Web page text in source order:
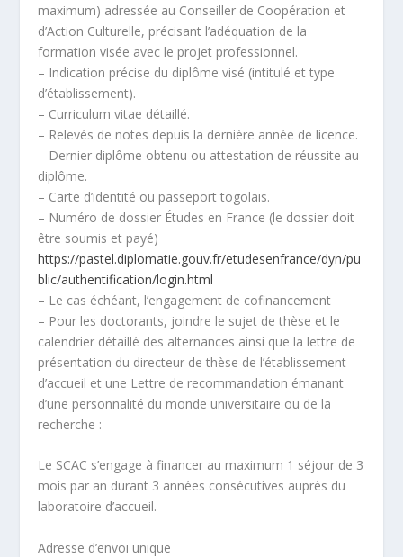
maximum) adressée au Conseiller de Coopération et
d’Action Culturelle, précisant l’adéquation de la
formation visée avec le projet professionnel.
– Indication précise du diplôme visé (intitulé et type
d’établissement).
– Curriculum vitae détaillé.
– Relevés de notes depuis la dernière année de licence.
– Dernier diplôme obtenu ou attestation de réussite au
diplôme.
– Carte d’identité ou passeport togolais.
– Numéro de dossier Études en France (le dossier doit
être soumis et payé)
https://pastel.diplomatie.gouv.fr/etudesenfrance/dyn/pu
blic/authentification/login.html
– Le cas échéant, l’engagement de cofinancement
– Pour les doctorants, joindre le sujet de thèse et le
calendrier détaillé des alternances ainsi que la lettre de
présentation du directeur de thèse de l’établissement
d’accueil et une Lettre de recommandation émanant
d’une personnalité du monde universitaire ou de la
recherche :
Le SCAC s’engage à financer au maximum 1 séjour de 3
mois par an durant 3 années consécutives auprès du
laboratoire d’accueil.
Adresse d’envoi unique